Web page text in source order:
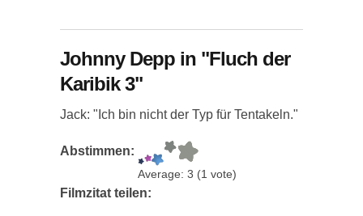
Johnny Depp in "Fluch der
Karibik 3"
Jack: "Ich bin nicht der Typ für Tentakeln."
Abstimmen:
Average: 3 (1 vote)
Filmzitat teilen: